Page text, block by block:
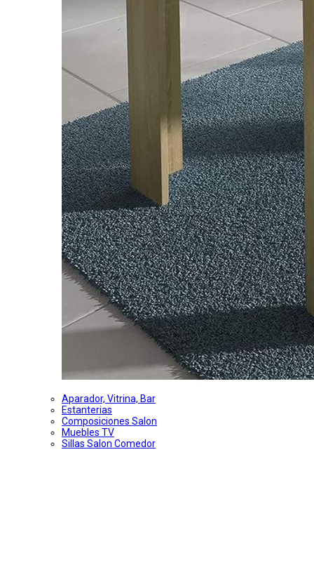
Aparador, Vitrina, Bar
Estanterias
Composiciones Salon
Muebles TV
Sillas Salon Comedor